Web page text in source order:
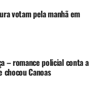
votam pela manhã em
– romance policial conta a
Canoas